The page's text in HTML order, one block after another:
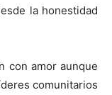
la honestidad
con amor aunque
comunitarios